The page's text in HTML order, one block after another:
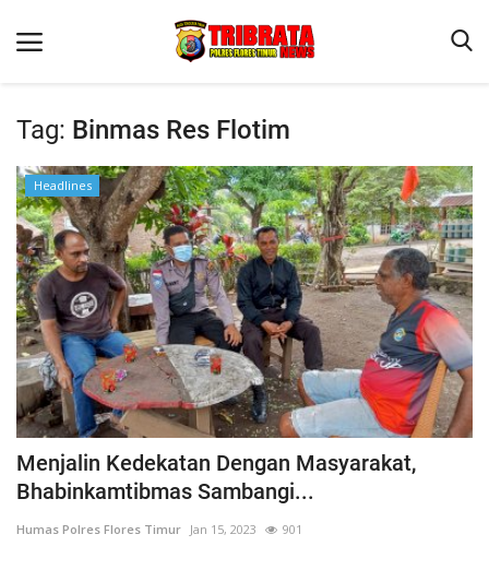
Beranda
Terms & Conditions
Binkam
Reskrim
Lantas
Mitra Polisi
Jurnal Kamtibmas
Giat Ops
Tag: Binmas Res Flotim
Headlines
Menjalin Kedekatan Dengan Masyarakat,
Bhabinkamtibmas Sambangi...
Humas Polres Flores Timur Jan 15, 2023 901